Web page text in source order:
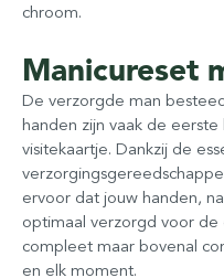
chroom.
Manicureset
De verzorgde man
handen zijn vaak de
visitekaartje. Dankzij de
ervoor dat jouw handen,
optimaal verzorgd voor de
compleet maar bovenal
en elk moment.